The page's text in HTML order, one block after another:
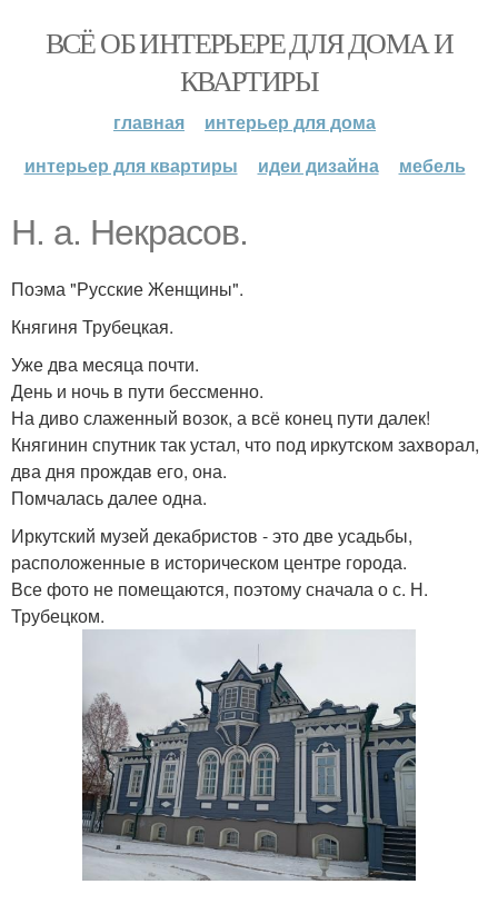
ВСЁ ОБ ИНТЕРЬЕРЕ ДЛЯ ДОМА И
КВАРТИРЫ
главная
интерьер для дома
интерьер для квартиры
идеи дизайна мебель
Н. а. Некрасов.
Поэма "Русские Женщины".
Княгиня Трубецкая.
Уже два месяца почти.
День и ночь в пути бессменно.
На диво слаженный возок, а всё конец пути далек!
Княгинин спутник так устал, что под иркутском захворал,
два дня прождав его, она.
Помчалась далее одна.
Иркутский музей декабристов - это две усадьбы,
расположенные в историческом центре города.
Все фото не помещаются, поэтому сначала о с. Н.
Трубецком.